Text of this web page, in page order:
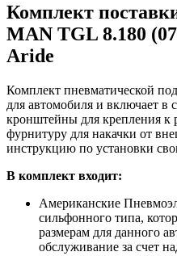
Комплект
MAN TGL 8.180
Aride
Комплект пневматической
для автомобиля и включает в
кронштейны для крепления к
фурнитуру для накачки от
инструкцию по установки
В комплект входит:
Американские
сильфонного типа,
размерам для данного
обслуживание за счет